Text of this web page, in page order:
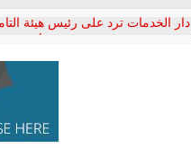
دار الخدمات ترد على رئيس هيئة
معاناة أصحاب المعاشات.. ونطالب
فرحات سليمان يكتب: القطاع
حزب التحالف الشعبي يطلق لجنة